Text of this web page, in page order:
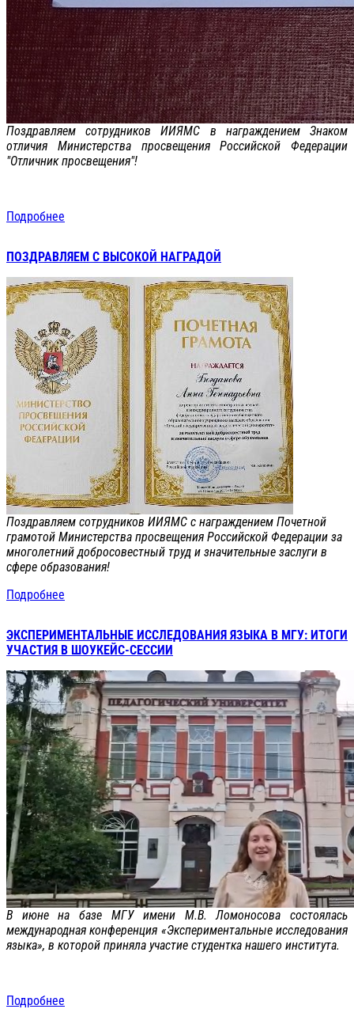
Поздравляем сотрудников ИИЯМС в награждением Знаком
отличия Министерства просвещения Российской Федерации
"Отличник просвещения"!
Подробнее
ПОЗДРАВЛЯЕМ С ВЫСОКОЙ НАГРАДОЙ
Поздравляем сотрудников ИИЯМС с награждением Почетной
грамотой Министерства просвещения Российской Федерации за
многолетний добросовестный труд и значительные заслуги в
сфере образования!
Подробнее
ЭКСПЕРИМЕНТАЛЬНЫЕ ИССЛЕДОВАНИЯ ЯЗЫКА В МГУ: ИТОГИ
УЧАСТИЯ В ШОУКЕЙС-СЕССИИ
В июне на базе МГУ имени М.В. Ломоносова состоялась
международная конференция «Экспериментальные исследования
языка», в которой приняла участие студентка нашего института.
Подробнее